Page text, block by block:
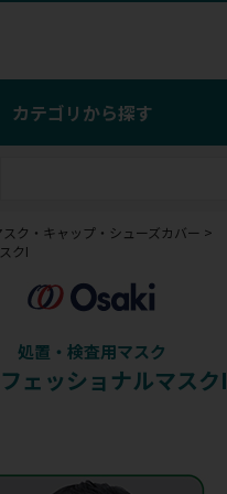
カテゴリから探す
スク・キャップ・シューズカバー
クI
処置・検査用マスク
ェッショナルマスクI